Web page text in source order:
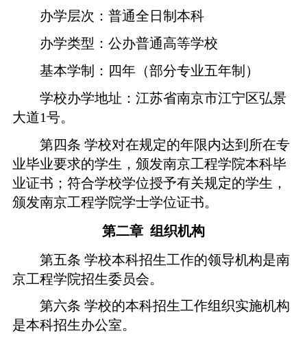
办学层次：普通全日制本科
办学类型：公办普通高等学校
基本学制：四年（部分专业五年制）
学校办学地址：江苏省南京市江宁区弘景
大道1号。
第四条 学校对在规定的年限内达到所在专
业毕业要求的学生，颁发南京工程学院本科毕
业证书；符合学校学位授予有关规定的学生，
颁发南京工程学院学士学位证书。
第二章 组织机构
第五条 学校本科招生工作的领导机构是南
京工程学院招生委员会。
第六条 学校的本科招生工作组织实施机构
是本科招生办公室。